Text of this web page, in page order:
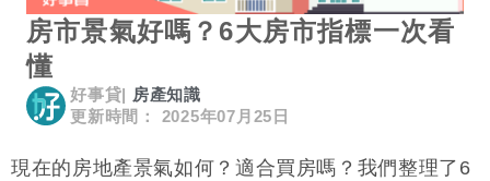
房市景氣好嗎？6大房市指標一次看
懂
好事貸
房產知識
更新時間： 2025年07月25日
現在的房地產景氣如何？適合買房嗎？我們整理了6